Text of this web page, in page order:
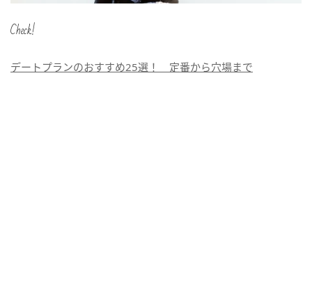
Check!
デートプランのおすすめ25選！ 定番から穴場まで